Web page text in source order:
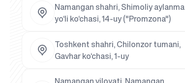
Namangan shahri, Shimoliy aylanma
yo‘li ko‘chasi, 14-uy ("Promzona")
Toshkent shahri, Chilonzor tumani,
Gavhar ko‘chasi, 1-uy
Namangan viloyati, Namangan